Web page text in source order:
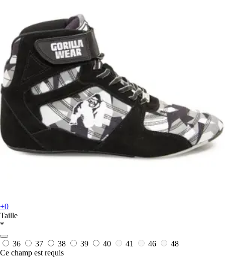
+0
Taille
*
36 37 38 39 40 41 46
48
Ce champ est requis